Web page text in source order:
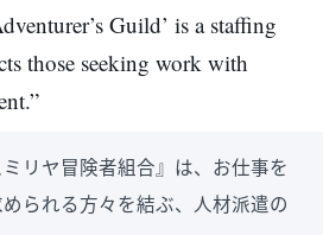
Guild’ is a staffing
those seeking work with
ミリヤ冒険者組合』は、お仕事を
られる方々を結ぶ、人材派遣の